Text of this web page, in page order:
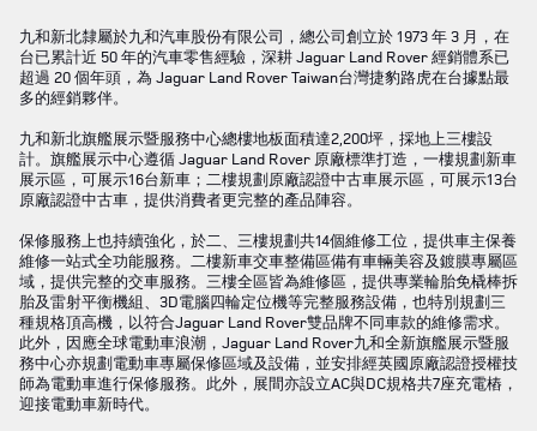
九和新北隸屬於九和汽車股份有限公司，總公司創立於 1973 年 3 月，在
台已累計近 50 年的汽車零售經驗，深耕 Jaguar Land Rover 經銷體系已
超過 20 個年頭，為 Jaguar Land Rover Taiwan台灣捷豹路虎在台據點最
多的經銷夥伴。
九和新北旗艦展示暨服務中心總樓地板面積達2,200坪，採地上三樓設
計。旗艦展示中心遵循 Jaguar Land Rover 原廠標準打造，一樓規劃新車
展示區，可展示16台新車；二樓規劃原廠認證中古車展示區，可展示13台
原廠認證中古車，提供消費者更完整的產品陣容。
保修服務上也持續強化，於二、三樓規劃共14個維修工位，提供車主保養
維修一站式全功能服務。二樓新車交車整備區備有車輛美容及鍍膜專屬區
域，提供完整的交車服務。三樓全區皆為維修區，提供專業輪胎免橇棒拆
胎及雷射平衡機組、3D電腦四輪定位機等完整服務設備，也特別規劃三
種規格頂高機，以符合Jaguar Land Rover雙品牌不同車款的維修需求。
此外，因應全球電動車浪潮，Jaguar Land Rover九和全新旗艦展示暨服
務中心亦規劃電動車專屬保修區域及設備，並安排經英國原廠認證授權技
師為電動車進行保修服務。此外，展間亦設立AC與DC規格共7座充電樁，
迎接電動車新時代。